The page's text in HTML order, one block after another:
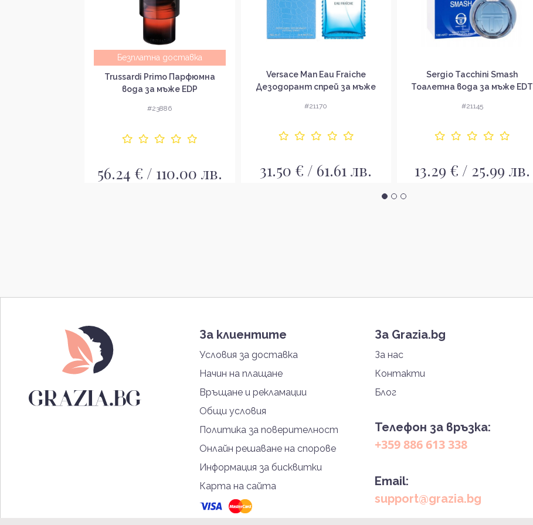
Безплатна доставка
Trussardi Primo Парфюмна
вода за мъже EDP
#23886
56.24 € / 110.00 лв.
Versace Man Eau Fraiche
Дезодорант спрей за мъже
#21170
31.50 € / 61.61 лв.
Sergio Tacchini Smash
Тоалетна вода за мъже EDT
#21145
13.29 € / 25.99 лв.
За клиентите
Условия за доставка
Начин на плащане
Връщане и рекламации
Общи условия
Политика за поверителност
Онлайн решаване на спорове
Информация за бисквитки
Карта на сайта
За Grazia.bg
За нас
Контакти
Блог
Телефон за връзка:
+359 886 613 338
Email:
support@grazia.bg